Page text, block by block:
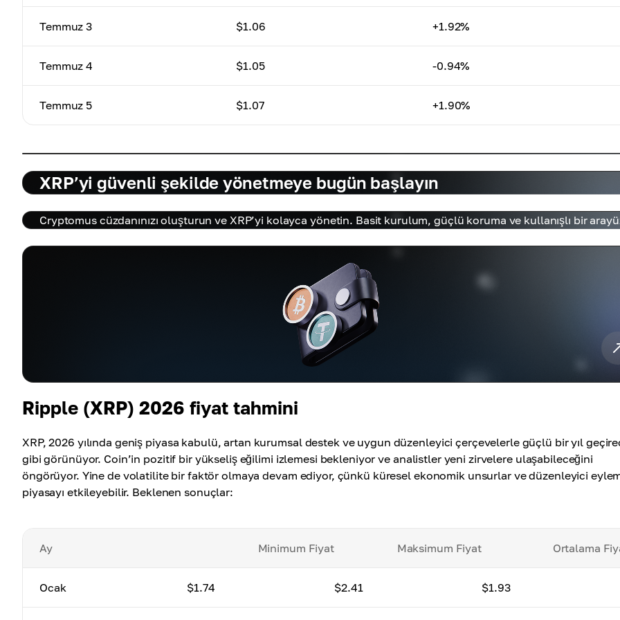
Temmuz 3 $1.06 +1.92%
Temmuz 4 $1.05 -0.94%
Temmuz 5 $1.07 +1.90%
XRP’yi güvenli şekilde yönetmeye bugün başlayın
Cryptomus cüzdanınızı oluşturun ve XRP’yi kolayca yönetin. Basit kurulum, güçlü koruma ve kullanışlı bir
Ripple (XRP) 2026 fiyat tahmini
XRP, 2026 yılında geniş piyasa kabulü, artan kurumsal destek ve uygun düzenleyici çerçevelerle güçlü bir yıl
gibi görünüyor. Coin’in pozitif bir yükseliş eğilimi izlemesi bekleniyor ve analistler yeni zirvelere ulaşabileceğini
öngörüyor. Yine de volatilite bir faktör olmaya devam ediyor, çünkü küresel ekonomik unsurlar ve düzenleyici
piyasayı etkileyebilir. Beklenen sonuçlar:
Ay Minimum Fiyat Maksimum Fiyat Ortalama
Ocak $1.74 $2.41 $1.93